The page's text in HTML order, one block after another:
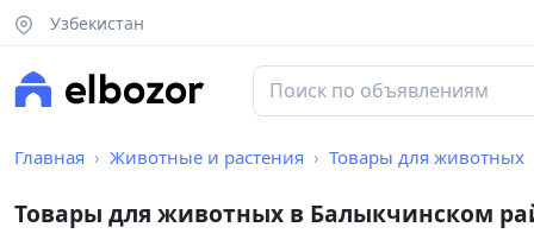
Узбекистан
Главная Животные и растения Товары для животных
Товары для животных в Балыкчинском